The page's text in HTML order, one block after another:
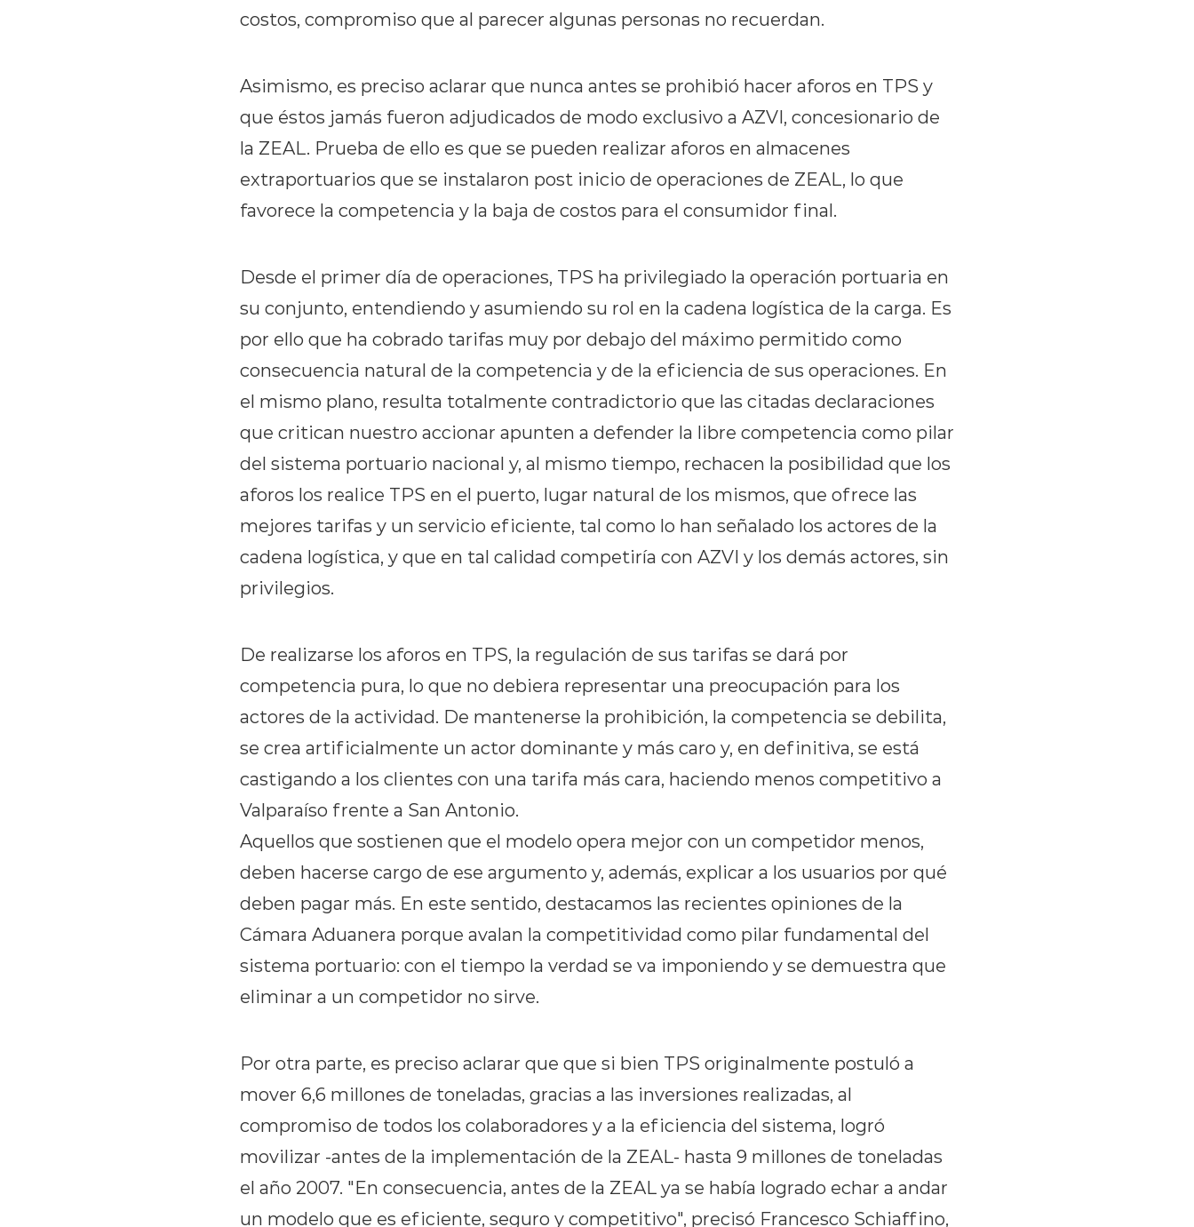
costos, compromiso que al parecer algunas personas no recuerdan.
Asimismo, es preciso aclarar que nunca antes se prohibió hacer aforos en TPS y
que éstos jamás fueron adjudicados de modo exclusivo a AZVI, concesionario de
la ZEAL. Prueba de ello es que se pueden realizar aforos en almacenes
extraportuarios que se instalaron post inicio de operaciones de ZEAL, lo que
favorece la competencia y la baja de costos para el consumidor final.
Desde el primer día de operaciones, TPS ha privilegiado la operación portuaria en
su conjunto, entendiendo y asumiendo su rol en la cadena logística de la carga. Es
por ello que ha cobrado tarifas muy por debajo del máximo permitido como
consecuencia natural de la competencia y de la eficiencia de sus operaciones. En
el mismo plano, resulta totalmente contradictorio que las citadas declaraciones
que critican nuestro accionar apunten a defender la libre competencia como pilar
del sistema portuario nacional y, al mismo tiempo, rechacen la posibilidad que los
aforos los realice TPS en el puerto, lugar natural de los mismos, que ofrece las
mejores tarifas y un servicio eficiente, tal como lo han señalado los actores de la
cadena logística, y que en tal calidad competiría con AZVI y los demás actores, sin
privilegios.
De realizarse los aforos en TPS, la regulación de sus tarifas se dará por
competencia pura, lo que no debiera representar una preocupación para los
actores de la actividad. De mantenerse la prohibición, la competencia se debilita,
se crea artificialmente un actor dominante y más caro y, en definitiva, se está
castigando a los clientes con una tarifa más cara, haciendo menos competitivo a
Valparaíso frente a San Antonio.
Aquellos que sostienen que el modelo opera mejor con un competidor menos,
deben hacerse cargo de ese argumento y, además, explicar a los usuarios por qué
deben pagar más. En este sentido, destacamos las recientes opiniones de la
Cámara Aduanera porque avalan la competitividad como pilar fundamental del
sistema portuario: con el tiempo la verdad se va imponiendo y se demuestra que
eliminar a un competidor no sirve.
Por otra parte, es preciso aclarar que que si bien TPS originalmente postuló a
mover 6,6 millones de toneladas, gracias a las inversiones realizadas, al
compromiso de todos los colaboradores y a la eficiencia del sistema, logró
movilizar -antes de la implementación de la ZEAL- hasta 9 millones de toneladas
el año 2007. "En consecuencia, antes de la ZEAL ya se había logrado echar a andar
un modelo que es eficiente, seguro y competitivo", precisó Francesco Schiaffino,